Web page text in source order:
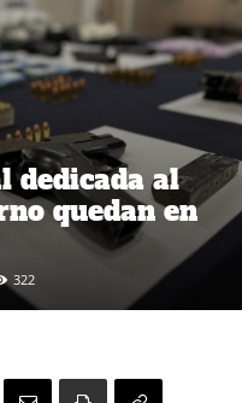
dedicada al
quedan en
322